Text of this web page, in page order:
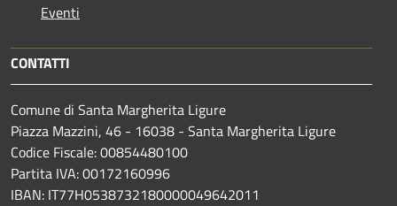
Eventi
CONTATTI
Comune di Santa Margherita Ligure
Piazza Mazzini, 46 - 16038 - Santa Margherita Ligure
Codice Fiscale: 00854480100
Partita IVA: 00172160996
IBAN: IT77H0538732180000049642011